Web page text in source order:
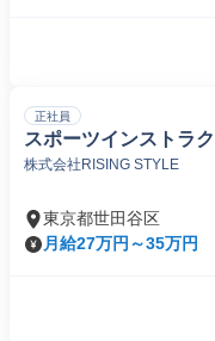
正社員
スポーツインストラ
株式会社RISING STYLE
東京都世田谷区
月給27万円～35万円